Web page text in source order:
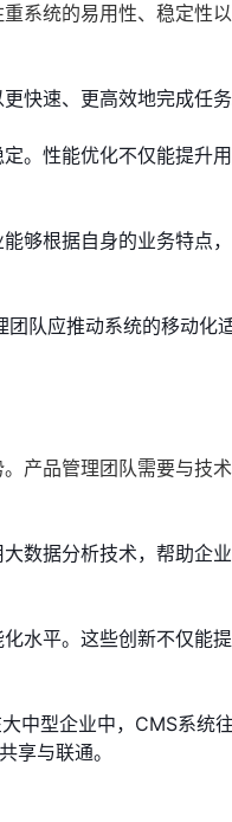
系统的易用性、稳定性
快速、更高效地完成任务
。性能优化不仅能提升
够根据自身的业务特点
队应推动系统的移动化适
产品管理团队需要与技
数据分析技术，帮助企
水平。这些创新不仅能
中型企业中，CMS系统
享与联通。